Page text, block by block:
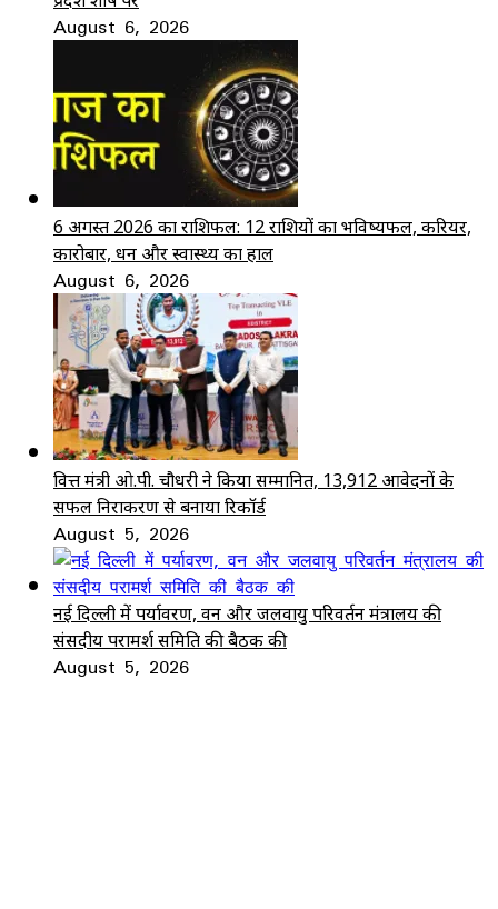
August 6, 2026
6 अगस्त 2026 का राशिफल: 12 राशियों का भविष्यफल, करियर,
कारोबार, धन और स्वास्थ्य का हाल
August 6, 2026
वित्त मंत्री ओ.पी. चौधरी ने किया सम्मानित, 13,912 आवेदनों के
सफल निराकरण से बनाया रिकॉर्ड
August 5, 2026
नई दिल्ली में पर्यावरण, वन और जलवायु परिवर्तन मंत्रालय की
संसदीय परामर्श समिति की बैठक की
August 5, 2026